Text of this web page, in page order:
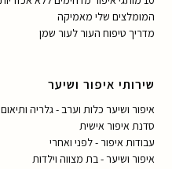
המומלצים שלי מאמיקה
מדריך טיפוח העור לעור שמן
שירותי איפור ושיער
איפור ושיער כלות וערב - גלריה ותיאום
סדנת איפור אישית
עבודות איפור - לפני ואחרי
איפור ושיער - בת מצווה וילדות